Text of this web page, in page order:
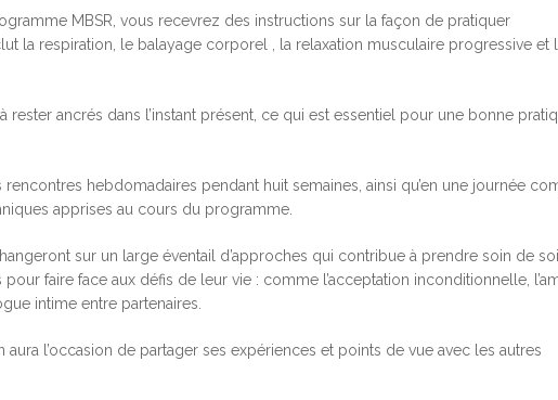
MBSR, vous recevrez des instructions sur la façon de pratiquer
la respiration, le balayage corporel , la relaxation musculaire progressive et
rester ancrés dans l’instant présent, ce qui est essentiel pour une bonne
rencontres hebdomadaires pendant huit semaines, ainsi qu’en une journée
apprises au cours du programme.
sur un large éventail d’approches qui contribue à prendre soin de
faire face aux défis de leur vie : comme l’acceptation inconditionnelle,
intime entre partenaires.
aura l’occasion de partager ses expériences et points de vue avec les autres